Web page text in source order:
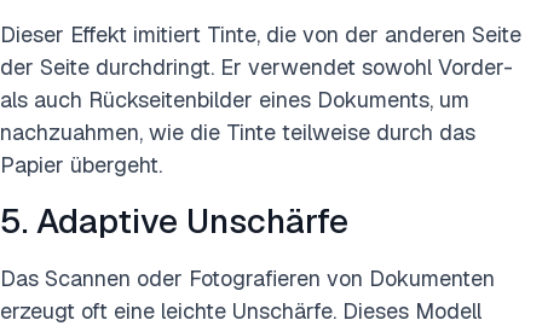
Dieser Effekt imitiert Tinte, die von der anderen Seite
der Seite durchdringt. Er verwendet sowohl Vorder-
als auch Rückseitenbilder eines Dokuments, um
nachzuahmen, wie die Tinte teilweise durch das
Papier übergeht.
5. Adaptive Unschärfe
Das Scannen oder Fotografieren von Dokumenten
erzeugt oft eine leichte Unschärfe. Dieses Modell